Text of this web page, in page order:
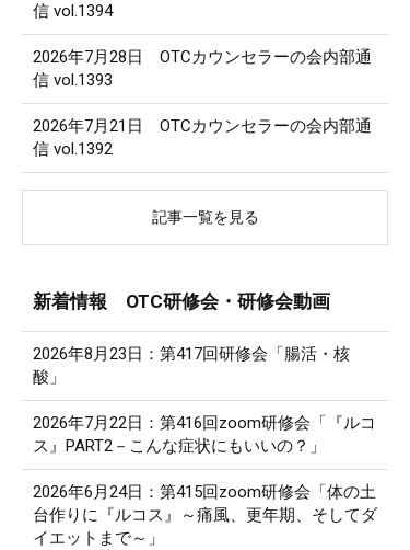
信 vol.1394
2026年7月28日 OTCカウンセラーの会内部通
信 vol.1393
2026年7月21日 OTCカウンセラーの会内部通
信 vol.1392
記事一覧を見る
新着情報 OTC研修会・研修会動画
2026年8月23日：第417回研修会「腸活・核
酸」
2026年7月22日：第416回zoom研修会「『ルコ
ス』PART2－こんな症状にもいいの？」
2026年6月24日：第415回zoom研修会「体の土
台作りに『ルコス』～痛風、更年期、そしてダ
イエットまで～」